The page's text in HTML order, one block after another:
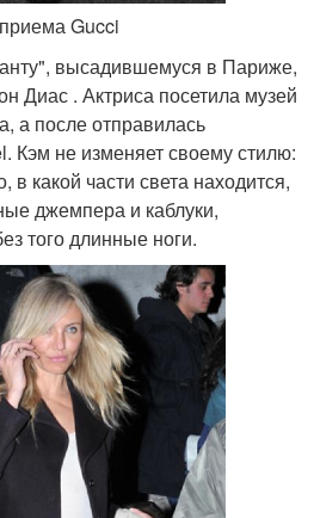
Gucci
высадившемуся в Париже,
Диас . Актриса посетила музей
а после отправилась
Кэм не изменяет своему стилю:
в какой части света находится,
джемпера и каблуки,
того длинные ноги.